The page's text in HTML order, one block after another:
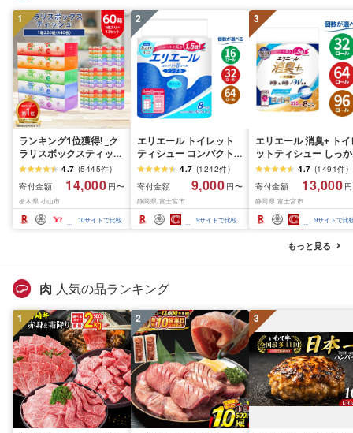
1
ランキング1位獲得! _ク
ラリスボックスティッシ
ュ60箱(1箱220組(440
枚))(5個入り×12セット)_
ティッシュ ティッシュ
ペーパー 日用品 常備品
生活用品 まとめ買い [配
送不可地域:離島・沖縄
4.7 (5445件)
寄付金額
14,000 円〜
栃木県 小山市
10サイトで比較
2
エリエール トイレット
ティシュー コンパクト
シングル [個数が選べ
る:16・32・64 ロール]
1.5倍巻 82.5m トイレッ
トペーパー シングル パ
ルプ100% 香りつき 日用
品 消耗品 備蓄 ふるさと
4.7 (1242件)
寄付金額
9,000 円〜
静岡県 富士宮市
9サイトで比較
3
エリエール 消臭+ トイ
ットティシュー しっか
り香るフレッシュクリ
の香り コンパクトダブ
ル [選べるロール数:32
64・96 ロール] 1.5倍
37.5m トイレットペー
パー ダブル パルプ
日用品 消耗品 備蓄 送
無料 静岡県 富士宮市
4.7 (1491件)
寄付金額
13,000
静岡県 富士宮市
9サイトで比
もっと見る
肉 人気の品ランキング
1 2 3